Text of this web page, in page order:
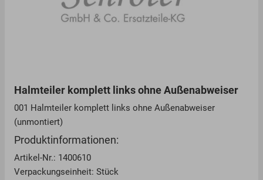
Halmteiler komplett links ohne Außenabweiser
001 Halmteiler komplett links ohne Außenabweiser
(unmontiert)
Produktinformationen:
Artikel-Nr.: 1400610
Verpackungseinheit: Stück